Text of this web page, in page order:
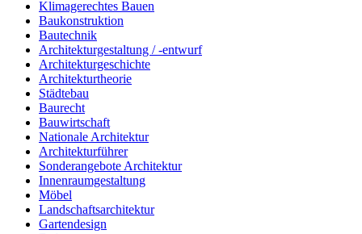
Klimagerechtes Bauen
Baukonstruktion
Bautechnik
Architekturgestaltung / -entwurf
Architekturgeschichte
Architekturtheorie
Städtebau
Baurecht
Bauwirtschaft
Nationale Architektur
Architekturführer
Sonderangebote Architektur
Innenraumgestaltung
Möbel
Landschaftsarchitektur
Gartendesign